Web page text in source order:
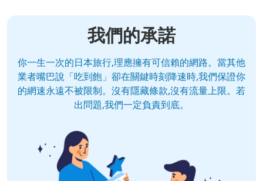
我們的承諾
你一生一次的日本旅行,理應擁有可信賴的網路。當其他
業者嘴巴說「吃到飽」卻在關鍵時刻降速時,我們保證你
的網速永遠不被限制。沒有隱藏條款,沒有流量上限。若
出問題,我們一定負責到底。